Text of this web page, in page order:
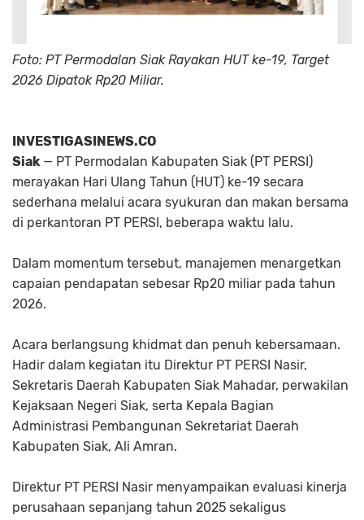
Foto: PT Permodalan Siak Rayakan HUT ke-19, Target
2026 Dipatok Rp20 Miliar.
INVESTIGASINEWS.CO
Siak— PT Permodalan Kabupaten Siak (PT PERSI)
merayakan Hari Ulang Tahun (HUT) ke-19 secara
sederhana melalui acara syukuran dan makan bersama
di perkantoran PT PERSI, beberapa waktu lalu.
Dalam momentum tersebut, manajemen menargetkan
capaian pendapatan sebesar Rp20 miliar pada tahun
2026.
Acara berlangsung khidmat dan penuh kebersamaan.
Hadir dalam kegiatan itu Direktur PT PERSI Nasir,
Sekretaris Daerah Kabupaten Siak Mahadar, perwakilan
Kejaksaan Negeri Siak, serta Kepala Bagian
Administrasi Pembangunan Sekretariat Daerah
Kabupaten Siak, Ali Amran.
Direktur PT PERSI Nasir menyampaikan evaluasi kinerja
perusahaan sepanjang tahun 2025 sekaligus